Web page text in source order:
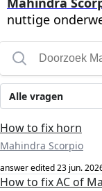
nuttige
Alle vragen
How to fix horn
Mahindra Scorpio
answer edited23 jun.
How to fix AC of